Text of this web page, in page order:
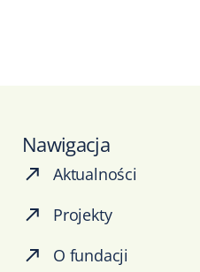
Nawigacja
Aktualności
Projekty
O fundacji